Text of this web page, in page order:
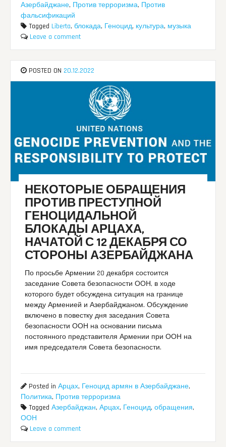
Азербайджане, Против терроризма, Против
фальсификаций
Tagged Liberta,блокада, Геноцид, культура, музыка
Leave a comment
POSTED ON 20.12.2022
НЕКОТОРЫЕ ОБРАЩЕНИЯ
ПРОТИВ ПРЕСТУПНОЙ
ГЕНОЦИДАЛЬНОЙ
БЛОКАДЫ АРЦАХА,
НАЧАТОЙ С 12 ДЕКАБРЯ СО
СТОРОНЫ АЗЕРБАЙДЖАНА
По просьбе Армении 20 декабря состоится
заседание Совета безопасности ООН, в ходе
которого будет обсуждена ситуация на границе
между Арменией и Азербайджаном. Обсуждение
включено в повестку дня заседания Совета
безопасности ООН на основании письма
постоянного представителя Армении при ООН на
имя председателя Совета безопасности.
Posted inАрцах, Геноцид армян в Азербайджане,
Политика, Против терроризма
TaggedАзербайджан,Арцах, Геноцид,обращения,
ООН
Leave a comment